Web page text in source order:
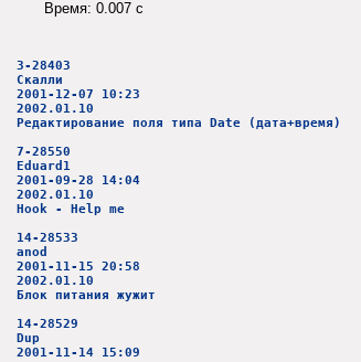
Время: 0.007 c
3-28403
Скалли
2001-12-07 10:23
2002.01.10
Редактирование поля типа Date (дата+время)
7-28550
Eduard1
2001-09-28 14:04
2002.01.10
Hook - Help me
14-28533
anod
2001-11-15 20:58
2002.01.10
Блок питания жужит
14-28529
Dup
2001-11-14 15:09